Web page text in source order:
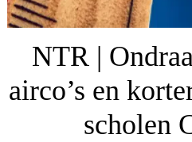
NTR |
airco’s en
scholen